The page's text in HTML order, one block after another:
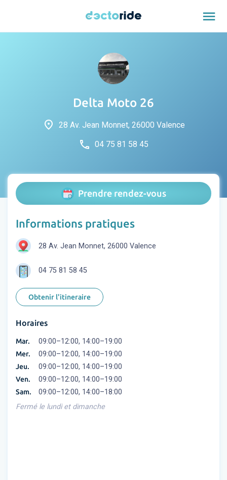
menu
Delta Moto 26
place 28 Av. Jean Monnet, 26000 Valence
phone 04 75 81 58 45
Prendre rendez-vous
Informations pratiques
28 Av. Jean Monnet, 26000 Valence
04 75 81 58 45
Obtenir l'itineraire
Horaires
Mar. 09:00–12:00, 14:00–19:00
Mer. 09:00–12:00, 14:00–19:00
Jeu. 09:00–12:00, 14:00–19:00
Ven. 09:00–12:00, 14:00–19:00
Sam.
09:00–12:00, 14:00–18:00
Fermé le lundi et dimanche